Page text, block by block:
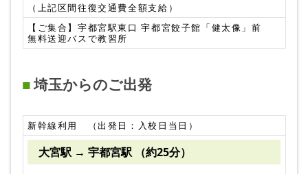
（上記区間往復交通費全額支給）
【ご集合】宇都宮駅東口 宇都宮餃子館「健太像」前
無料送迎バスで教習所
埼玉からのご出発
新幹線利用 （出発日：入校日当日）
大宮駅 → 宇都宮駅 （約25分）